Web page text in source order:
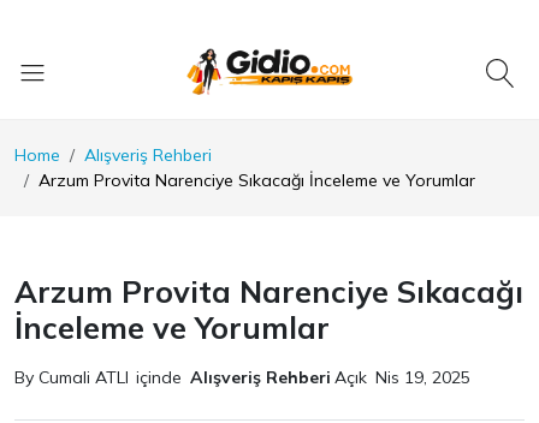
Home
Alışveriş Rehberi
Arzum Provita Narenciye Sıkacağı İnceleme ve Yorumlar
Arzum Provita Narenciye Sıkacağı
İnceleme ve Yorumlar
By Cumali ATLI içinde Alışveriş Rehberi Açık Nis 19, 2025